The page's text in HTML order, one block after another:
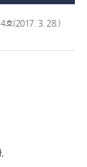
호(2017. 3. 28.)